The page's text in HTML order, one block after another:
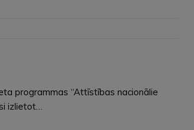
programmas “Attīstības nacionālie
izlietot…